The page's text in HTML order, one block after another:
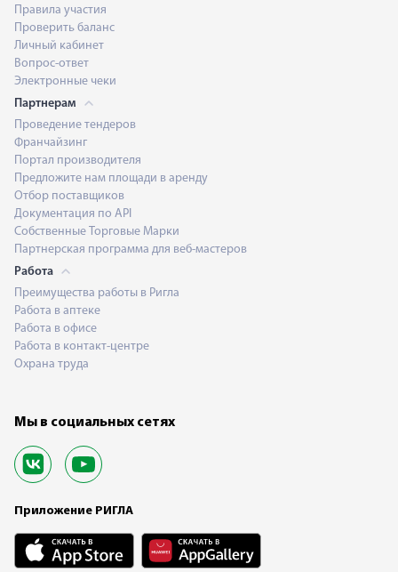
Правила участия
Проверить баланс
Личный кабинет
Вопрос-ответ
Электронные чеки
Партнерам
Проведение тендеров
Франчайзинг
Портал производителя
Предложите нам площади в аренду
Отбор поставщиков
Документация по API
Собственные Торговые Марки
Партнерская программа для веб-мастеров
Работа
Преимущества работы в Ригла
Работа в аптеке
Работа в офисе
Работа в контакт-центре
Охрана труда
Мы в социальных сетях
Приложение РИГЛА